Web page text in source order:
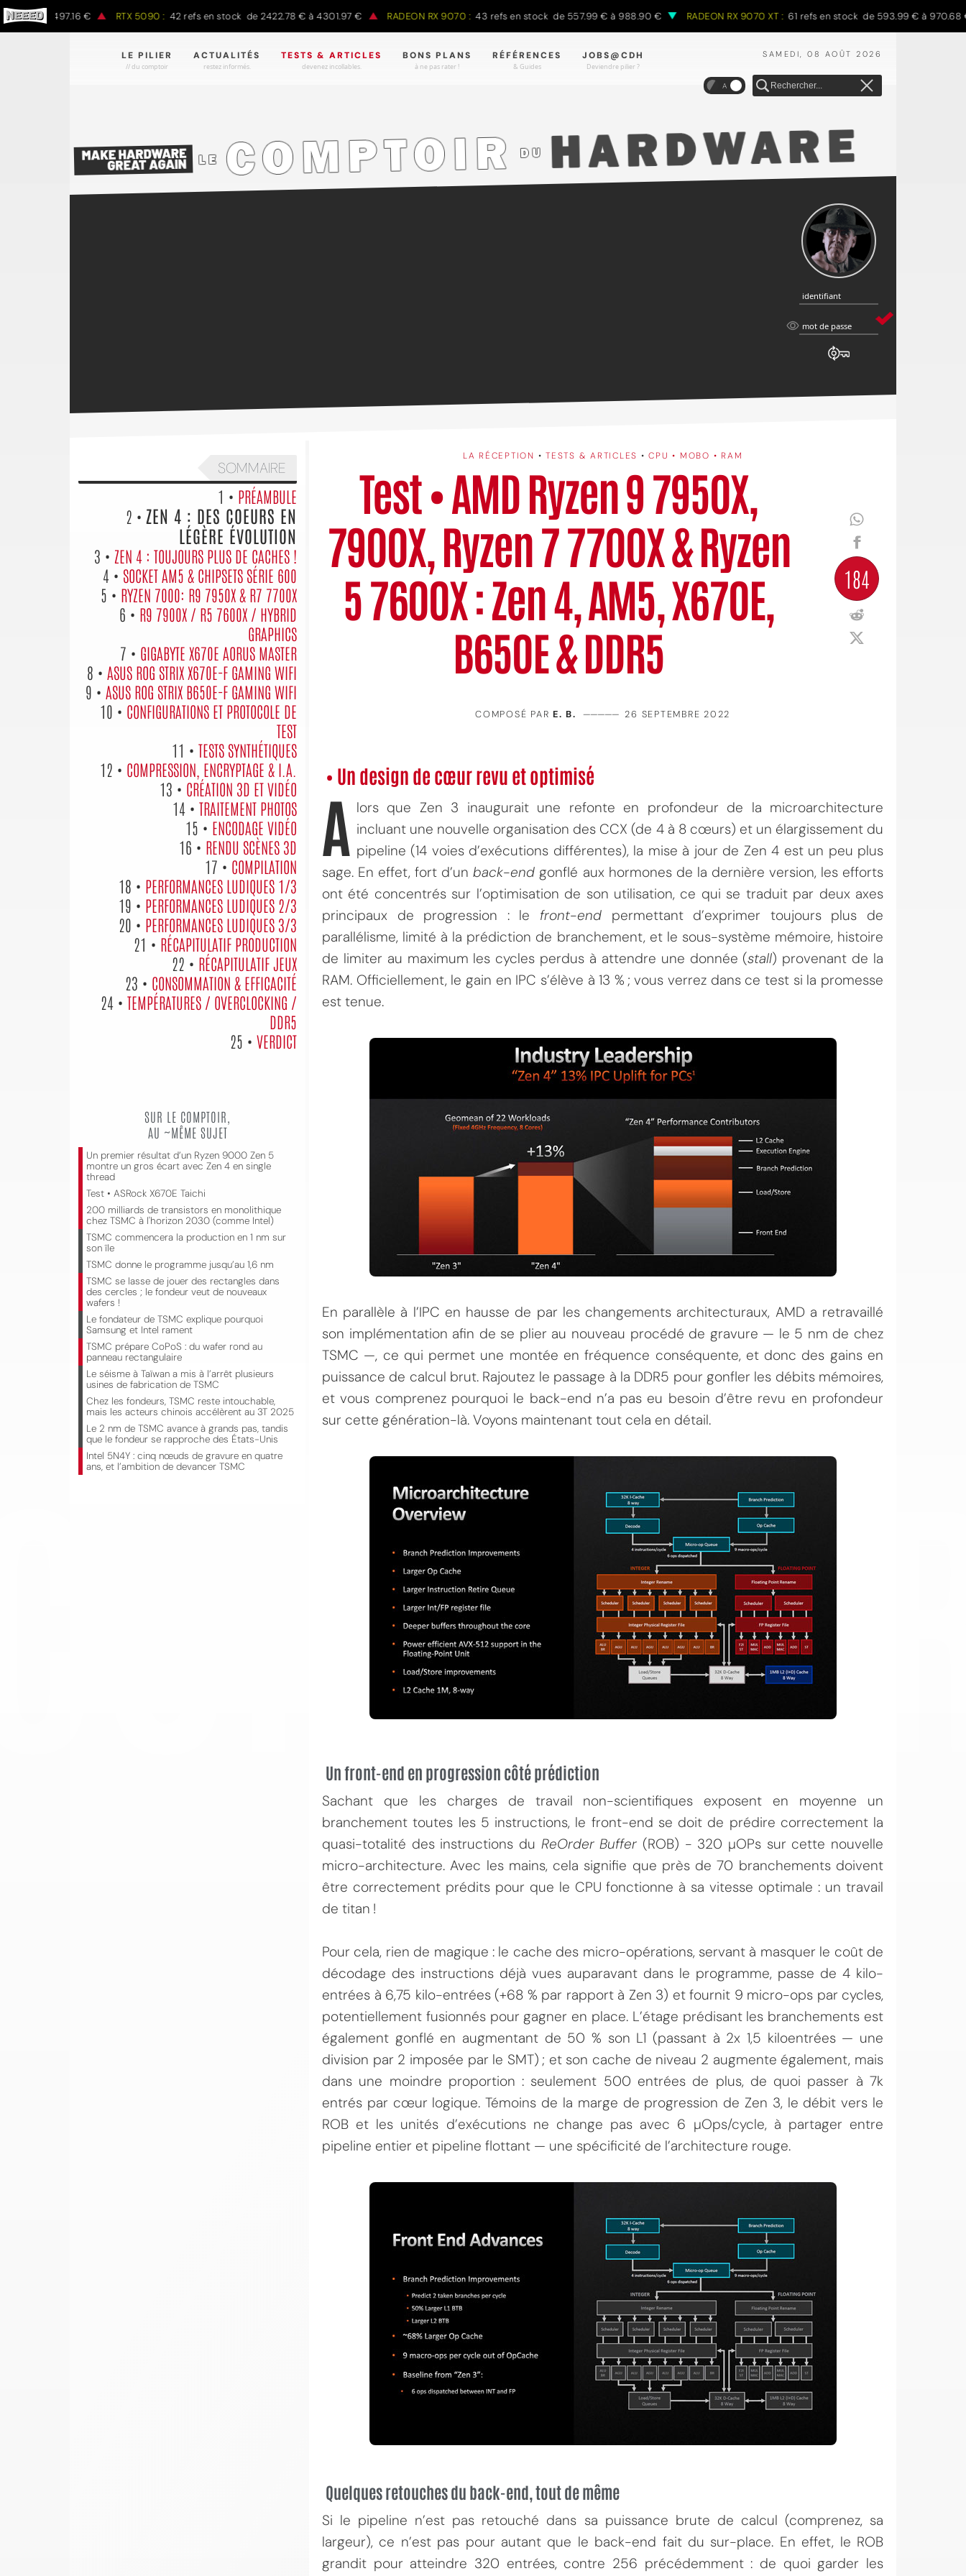
€ à 1497.16 € RTX 5090 : 42 refs en stock de 2422.78 € à 4301.97 € RADEON RX 9070 : 43 refs en stock de 557.99 € à 988.90 € RADEON RX 9070 XT : 61 refs en stock de 593.99 € à 970.68 €
SAMEDI, 08 AOÛT 2026
LE PILIER
// du comptoir
ACTUALITÉS
restez informés.
TESTS & ARTICLES
devenez incollables.
BONS PLANS
à ne pas rater !
RÉFÉRENCES
& Guides
JOBS@CDH
Deviendre pilier ?
A
identifiant
identifiant
mot
mot de passe
LA RÉCEPTION • TESTS & ARTICLES •CPU • MOBO • RAM
Test • AMD Ryzen 9 7950X,
7900X, Ryzen 7 7700X & Ryzen
5 7600X : Zen 4, AM5, X670E,
B650E & DDR5
184
COMPOSÉ PAR E. B. ————— 26 SEPTEMBRE 2022
• Un design de cœur revu et optimisé
A lors que Zen 3 inaugurait une refonte en profondeur de la microarchitecture
incluant une nouvelle organisation des CCX (de 4 à 8 cœurs) et un élargissement du
pipeline (14 voies d’exécutions différentes), la mise à jour de Zen 4 est un peu plus
sage. En effet, fort d’unback-end gonflé aux hormones de la dernière version, les efforts
ont été concentrés sur l’optimisation de son utilisation, ce qui se traduit par deux axes
principaux de progression : le front-end permettant d’exprimer toujours plus de
parallélisme, limité à la prédiction de branchement, et le sous-système mémoire, histoire
de limiter au maximum les cycles perdus à attendre une donnée (stall) provenant de la
RAM. Officiellement, le gain en IPC s’élève à 13 % ; vous verrez dans ce test si la promesse
est tenue.
En parallèle à l’IPC en hausse de par les changements architecturaux, AMD a retravaillé
son implémentation afin de se plier au nouveau procédé de gravure — le 5 nm de chez
TSMC —, ce qui permet une montée en fréquence conséquente, et donc des gains en
puissance de calcul brut. Rajoutez le passage à la DDR5 pour gonfler les débits mémoires,
et vous comprenez pourquoi le back-end n’a pas eu besoin d’être revu en profondeur
sur cette génération-là. Voyons maintenant tout cela en détail.
Un front-end en progression côté prédiction
Sachant que les charges de travail non-scientifiques exposent en moyenne un
branchement toutes les 5 instructions, le front-end se doit de prédire correctement la
quasi-totalité des instructions du ReOrder Buffer (ROB) - 320 µOPs sur cette nouvelle
micro-architecture. Avec les mains, cela signifie que près de 70 branchements doivent
être correctement prédits pour que le CPU fonctionne à sa vitesse optimale : un travail
de titan !
Pour cela, rien de magique : le cache des micro-opérations, servant à masquer le coût de
décodage des instructions déjà vues auparavant dans le programme, passe de 4 kilo-
entrées à 6,75 kilo-entrées (+68 % par rapport à Zen 3) et fournit 9 micro-ops par cycles,
potentiellement fusionnés pour gagner en place. L’étage prédisant les branchements est
également gonflé en augmentant de 50 % son L1 (passant à 2x 1,5 kiloentrées — une
division par 2 imposée par le SMT) ; et son cache de niveau 2 augmente également, mais
dans une moindre proportion : seulement 500 entrées de plus, de quoi passer à 7k
entrés par cœur logique. Témoins de la marge de progression de Zen 3, le débit vers le
ROB et les unités d’exécutions ne change pas avec 6 µOps/cycle, à partager entre
pipeline entier et pipeline flottant — une spécificité de l’architecture rouge.
Quelques retouches du back-end, tout de même
Si le pipeline n’est pas retouché dans sa puissance brute de calcul (comprenez, sa
largeur), ce n’est pas pour autant que le back-end fait du sur-place. En effet, le ROB
grandit pour atteindre 320 entrées, contre 256 précédemment : de quoi garder les
SOMMAIRE
1 • PRÉAMBULE
2 • ZEN 4 : DES COEURS EN
LÉGÈRE ÉVOLUTION
3 • ZEN 4 : TOUJOURS PLUS DE CACHES !
4 • SOCKET AM5 & CHIPSETS SÉRIE 600
5 • RYZEN 7000: R9 7950X & R7 7700X
6 • R9 7900X / R5 7600X / HYBRID
GRAPHICS
7 • GIGABYTE X670E AORUS MASTER
8 • ASUS ROG STRIX X670E-F GAMING WIFI
9 • ASUS ROG STRIX B650E-F GAMING WIFI
10 • CONFIGURATIONS ET PROTOCOLE DE
TEST
11 • TESTS SYNTHÉTIQUES
12 • COMPRESSION, ENCRYPTAGE & I.A.
13 • CRÉATION 3D ET VIDÉO
14 • TRAITEMENT PHOTOS
15 • ENCODAGE VIDÉO
16 • RENDU SCÈNES 3D
17 • COMPILATION
18 • PERFORMANCES LUDIQUES 1/3
19 • PERFORMANCES LUDIQUES 2/3
20 • PERFORMANCES LUDIQUES 3/3
21 • RÉCAPITULATIF PRODUCTION
22 • RÉCAPITULATIF JEUX
23 • CONSOMMATION & EFFICACITÉ
24 • TEMPÉRATURES / OVERCLOCKING /
DDR5
25 • VERDICT
SUR LE COMPTOIR,
AU ~MÊME SUJET
Un premier résultat d’un Ryzen 9000 Zen 5
montre un gros écart avec Zen 4 en single
thread
Test • ASRock X670E Taichi
200 milliards de transistors en monolithique
chez TSMC à l'horizon 2030 (comme Intel)
TSMC commencera la production en 1 nm sur
son île
TSMC donne le programme jusqu’au 1,6 nm
TSMC se lasse de jouer des rectangles dans
des cercles ; le fondeur veut de nouveaux
wafers !
Le fondateur de TSMC explique pourquoi
Samsung et Intel rament
TSMC prépare CoPoS : du wafer rond au
panneau rectangulaire
Le séisme à Taïwan a mis à l’arrêt plusieurs
usines de fabrication de TSMC
Chez les fondeurs, TSMC reste intouchable,
mais les acteurs chinois accélèrent au 3T 2025
Le 2 nm de TSMC avance à grands pas, tandis
que le fondeur se rapproche des États-Unis
Intel 5N4Y : cinq nœuds de gravure en quatre
ans, et l’ambition de devancer TSMC